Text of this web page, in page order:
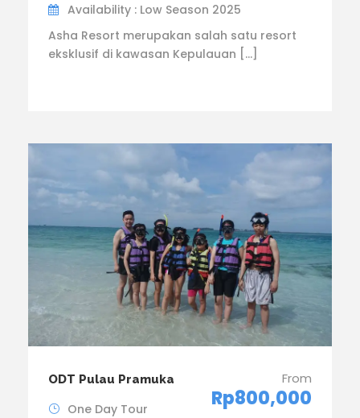
Availability : Low Season 2025
Asha Resort merupakan salah satu resort
eksklusif di kawasan Kepulauan […]
ODT Pulau Pramuka From
Rp800,000
One Day Tour